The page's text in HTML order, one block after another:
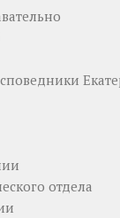
отдела